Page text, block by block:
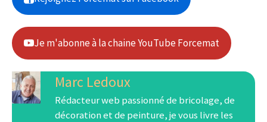
Je m'abonne à la chaine YouTube Forcemat
Marc Ledoux
Rédacteur web passionné de bricolage, de
décoration et de peinture, je vous livre les